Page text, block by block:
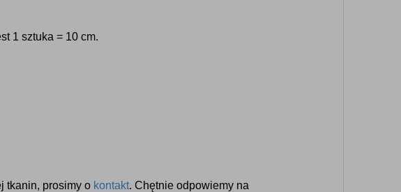
1 sztuka = 10 cm.
tkanin, prosimy o kontakt. Chętnie odpowiemy na